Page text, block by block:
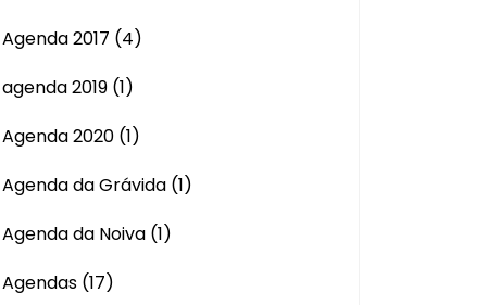
Agenda 2017 (4)
agenda 2019 (1)
Agenda 2020 (1)
Agenda da Grávida (1)
Agenda da Noiva (1)
Agendas (17)